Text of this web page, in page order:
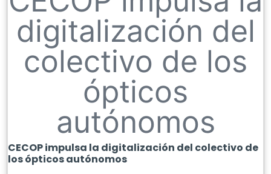
digitalización del
colectivo de los
ópticos
autónomos
CECOP impulsa la digitalización del colectivo de
los ópticos autónomos